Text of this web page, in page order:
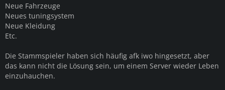
Neue Fahrzeuge
Neues tuningsystem
Neue Kleidung
Etc.
Die Stammspieler haben sich häufig afk iwo hingesetzt, aber
das kann nicht die Lösung sein, um einem Server wieder Leben
einzuhauchen.